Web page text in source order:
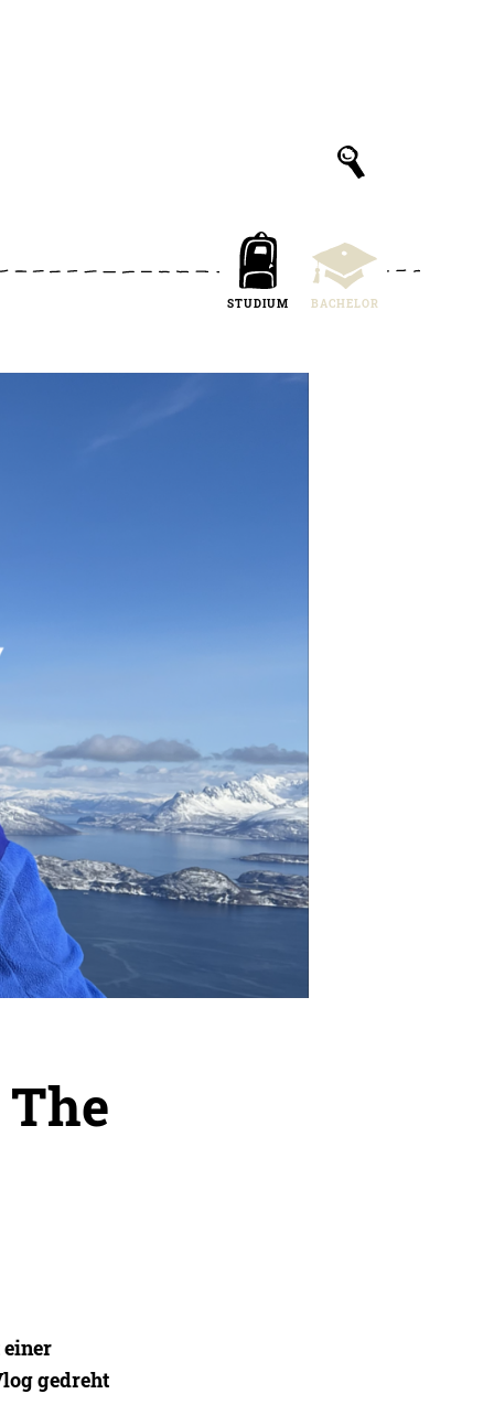
STUDIUM BACHELOR
gedreht